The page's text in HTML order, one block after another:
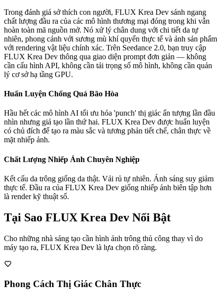
Trong đánh giá sở thích con người, FLUX Krea Dev sánh ngang
chất lượng đầu ra của các mô hình thương mại đóng trong khi vẫn
hoàn toàn mã nguồn mở. Nó xử lý chân dung với chi tiết da tự
nhiên, phong cảnh với sương mù khí quyển thực tế và ảnh sản phẩm
với rendering vật liệu chính xác. Trên Seedance 2.0, bạn truy cập
FLUX Krea Dev thông qua giao diện prompt đơn giản — không
cần cấu hình API, không cần tải trọng số mô hình, không cần quản
lý cơ sở hạ tầng GPU.
Huấn Luyện Chống Quá Bão Hòa
Hầu hết các mô hình AI tối ưu hóa 'punch' thị giác ấn tượng lần đầu
nhìn nhưng giả tạo lần thứ hai. FLUX Krea Dev được huấn luyện
có chủ đích để tạo ra màu sắc và tương phản tiết chế, chân thực về
mặt nhiếp ảnh.
Chất Lượng Nhiếp Ảnh Chuyên Nghiệp
Kết cấu da trông giống da thật. Vải rủ tự nhiên. Ánh sáng suy giảm
thực tế. Đầu ra của FLUX Krea Dev giống nhiếp ảnh biên tập hơn
là render kỹ thuật số.
Tại Sao FLUX Krea Dev Nổi Bật
Cho những nhà sáng tạo cần hình ảnh trông thủ công thay vì do
máy tạo ra, FLUX Krea Dev là lựa chọn rõ ràng.
Phong Cách Thị Giác Chân Thực